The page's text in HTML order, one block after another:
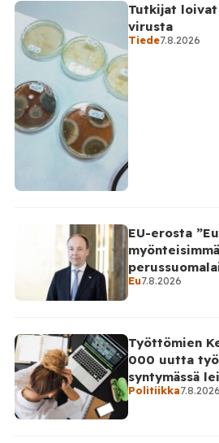
Tutkijat
virusta
Tiede7.8.2026
EU-erosta
takinkääntö
Eu7.8.2026
Työttömien
000 uutta
syntymässä
Politiikka7.8.2026